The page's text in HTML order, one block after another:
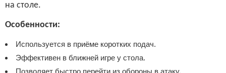
на столе.
Особенности:
Используется в приёме коротких подач.
Эффективен в ближней игре у стола.
Позволяет быстро перейти из обороны в атаку.